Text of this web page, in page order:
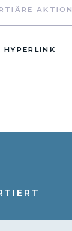
AKTION
HYPERLINK